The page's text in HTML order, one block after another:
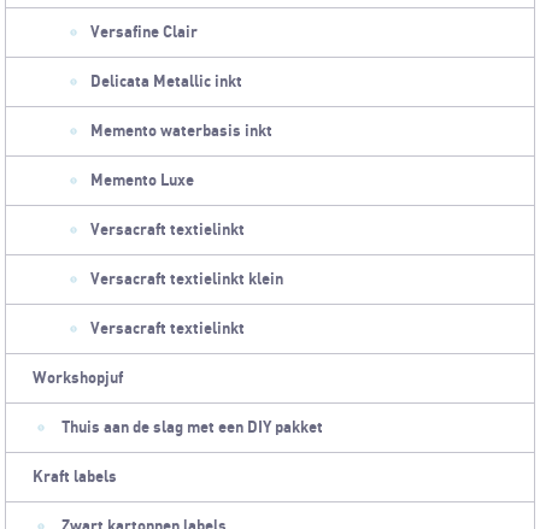
Versafine Clair
Delicata Metallic inkt
Memento waterbasis inkt
Memento Luxe
Versacraft textielinkt
Versacraft textielinkt klein
Versacraft textielinkt
Workshopjuf
Thuis aan de slag met een DIY pakket
Kraft labels